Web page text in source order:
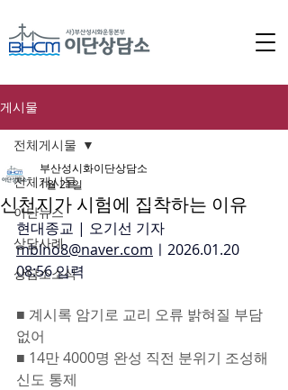
게시물
전체게시물
이단뉴스
상담사례
상담소소식
전체게시물
신천지가 시험에 집착하는 이유
부산성시화이단상담소
1월 21일
현대종교 | 오기선 기자
mblno8@naver.com ㅣ2026.01.20
08:56 입력
■ 계시록 암기로 교리 오류 밝혀질 부담
없어
■ 14만 4000명 완성 직전 분위기 조성해
신도 통제